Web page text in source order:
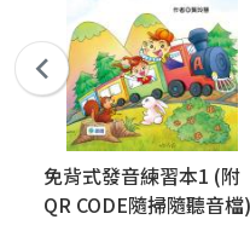
免背式發音練習本1 (附
QR CODE隨掃隨聽音檔)